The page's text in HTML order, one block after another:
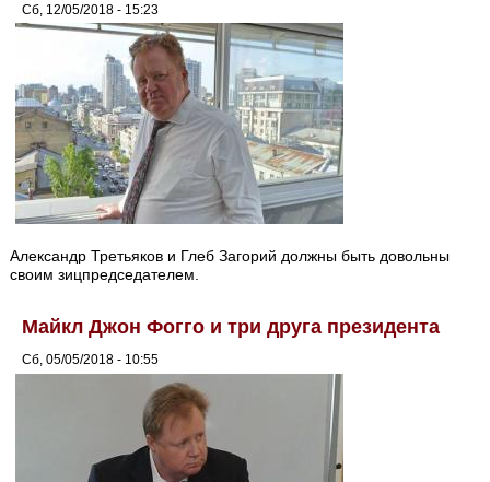
Сб, 12/05/2018 - 15:23
Александр Третьяков и Глеб Загорий должны быть довольны
своим зицпредседателем.
Майкл Джон Фогго и три друга президента
Сб, 05/05/2018 - 10:55